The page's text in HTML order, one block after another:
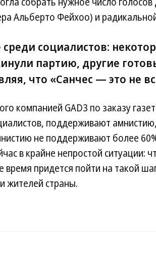
Альберто Фейхоо) и
социалистов:
партию, другие
что «Санчес — это не
компанией GAD3 по заказу
поддерживают
не поддерживают более
в крайне непростой ситуации:
придется пойти на такой
жителей страны.